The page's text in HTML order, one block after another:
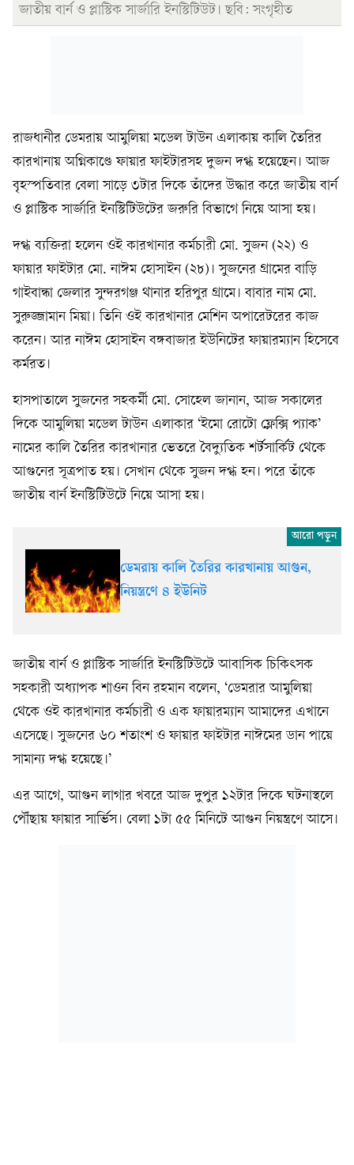
জাতীয় বার্ন ও প্লাস্টিক সার্জারি ইনস্টিটিউট। ছবি: সংগৃহীত
রাজধানীর ডেমরায় আমুলিয়া মডেল টাউন এলাকায় কালি তৈরির
কারখানায় অগ্নিকাণ্ডে ফায়ার ফাইটারসহ দুজন দগ্ধ হয়েছেন। আজ
বৃহস্পতিবার বেলা সাড়ে ৩টার দিকে তাঁদের উদ্ধার করে জাতীয় বার্ন
ও প্লাস্টিক সার্জারি ইনস্টিটিউটের জরুরি বিভাগে নিয়ে আসা হয়।
দগ্ধ ব্যক্তিরা হলেন ওই কারখানার কর্মচারী মো. সুজন (২২) ও
ফায়ার ফাইটার মো. নাঈম হোসাইন (২৮)। সুজনের গ্রামের বাড়ি
গাইবান্ধা জেলার সুন্দরগঞ্জ থানার হরিপুর গ্রামে। বাবার নাম মো.
সুরুজ্জামান মিয়া। তিনি ওই কারখানার মেশিন অপারেটরের কাজ
করেন। আর নাঈম হোসাইন বঙ্গবাজার ইউনিটের ফায়ারম্যান হিসেবে
কর্মরত।
হাসপাতালে সুজনের সহকর্মী মো. সোহেল জানান, আজ সকালের
দিকে আমুলিয়া মডেল টাউন এলাকার ‘ইমো রোটো ফ্লেক্সি প্যাক’
নামের কালি তৈরির কারখানার ভেতরে বৈদ্যুতিক শর্টসার্কিট থেকে
আগুনের সূত্রপাত হয়। সেখান থেকে সুজন দগ্ধ হন। পরে তাঁকে
জাতীয় বার্ন ইনস্টিটিউটে নিয়ে আসা হয়।
ডেমরায় কালি তৈরির কারখানায় আগুন,
নিয়ন্ত্রণে ৪ ইউনিট
জাতীয় বার্ন ও প্লাস্টিক সার্জারি ইনস্টিটিউটে আবাসিক চিকিৎসক
সহকারী অধ্যাপক শাওন বিন রহমান বলেন, ‘ডেমরার আমুলিয়া
থেকে ওই কারখানার কর্মচারী ও এক ফায়ারম্যান আমাদের এখানে
এসেছে। সুজনের ৬০ শতাংশ ও ফায়ার ফাইটার নাঈমের ডান পায়ে
সামান্য দগ্ধ হয়েছে।’
এর আগে, আগুন লাগার খবরে আজ দুপুর ১২টার দিকে ঘটনাস্থলে
পৌঁছায় ফায়ার সার্ভিস। বেলা ১টা ৫৫ মিনিটে আগুন নিয়ন্ত্রণে আসে।